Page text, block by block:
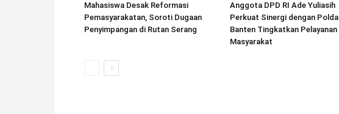
Mahasiswa Desak Reformasi
Pemasyarakatan, Soroti Dugaan
Penyimpangan di Rutan Serang
Anggota DPD RI Ade Yuliasih
Perkuat Sinergi dengan Polda
Banten Tingkatkan Pelayanan
Masyarakat